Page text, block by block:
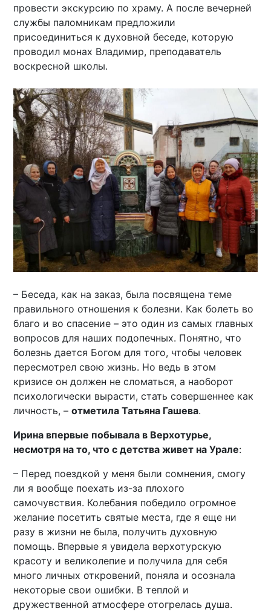
провести экскурсию по храму. А после вечерней
службы паломникам предложили
присоединиться к духовной беседе, которую
проводил монах Владимир, преподаватель
воскресной школы.
– Беседа, как на заказ, была посвящена теме
правильного отношения к болезни. Как болеть во
благо и во спасение – это один из самых главных
вопросов для наших подопечных. Понятно, что
болезнь дается Богом для того, чтобы человек
пересмотрел свою жизнь. Но ведь в этом
кризисе он должен не сломаться, а наоборот
психологически вырасти, стать совершеннее как
личность, –отметила Татьяна Гашева.
Ирина впервые побывала в Верхотурье,
несмотря на то, что с детства живет на Урале:
– Перед поездкой у меня были сомнения, смогу
ли я вообще поехать из-за плохого
самочувствия. Колебания победило огромное
желание посетить святые места, где я еще ни
разу в жизни не была, получить духовную
помощь. Впервые я увидела верхотурскую
красоту и великолепие и получила для себя
много личных откровений, поняла и осознала
некоторые свои ошибки. В теплой и
дружественной атмосфере отогрелась душа.